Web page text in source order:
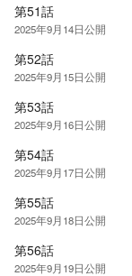
第51話
2025年9月14日公開
第52話
2025年9月15日公開
第53話
2025年9月16日公開
第54話
2025年9月17日公開
第55話
2025年9月18日公開
第56話
2025年9月19日公開